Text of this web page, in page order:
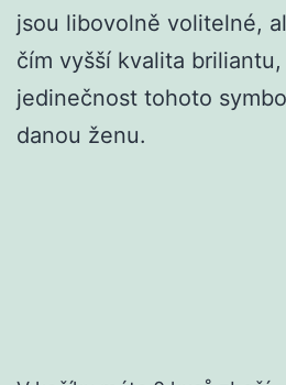
jsou libovolně volitelné,
čím vyšší kvalita
jedinečnost tohoto
danou ženu.